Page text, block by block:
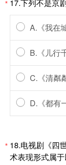
* 17.下列不是京
A.《我在
B.《儿行
C.《清粼
D.《都有
* 18.电视剧《四
术表现形式属